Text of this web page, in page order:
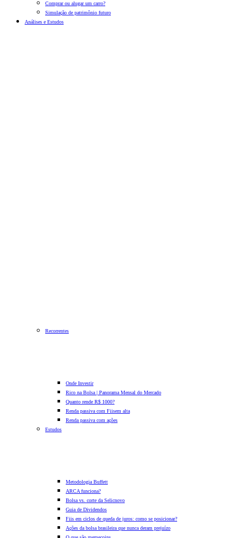
Comprar ou alugar um carro?
Simulação de patrimônio futuro
Análises e Estudos
Recorrentes
Onde Investir
Rico na Bolsa | Panorama Mensal do Mercado
Quanto rende R$ 1000?
Renda passiva com Fiisem alta
Renda passiva com ações
Estudos
Metodologia Buffett
ARCA funciona?
Bolsa vs. corte da Selicnovo
Guia de Dividendos
Fiis em ciclos de queda de juros: como se posicionar?
Ações da bolsa brasileira que nunca deram prejuízo